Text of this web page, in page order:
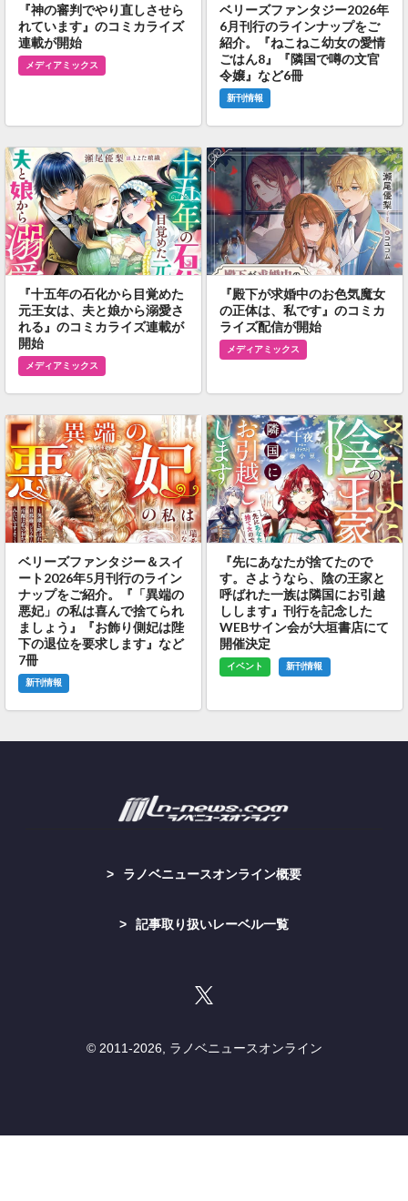
『神の審判でやり直しさせら
れています』のコミカライズ
連載が開始
メディアミックス
ベリーズファンタジー2026年
6月刊行のラインナップをご
紹介。『ねこねこ幼女の愛情
ごはん8』『隣国で噂の文官
令嬢』など6冊
新刊情報
『十五年の石化から目覚めた
元王女は、夫と娘から溺愛さ
れる』のコミカライズ連載が
開始
メディアミックス
『殿下が求婚中のお色気魔女
の正体は、私です』のコミカ
ライズ配信が開始
メディアミックス
ベリーズファンタジー＆スイ
ート2026年5月刊行のライン
ナップをご紹介。『「異端の
悪妃」の私は喜んで捨てられ
ましょう』『お飾り側妃は陛
下の退位を要求します』など
7冊
新刊情報
『先にあなたが捨てたので
す。さようなら、陰の王家と
呼ばれた一族は隣国にお引越
しします』刊行を記念した
WEBサイン会が大垣書店にて
開催決定
イベント 新刊情報
ラノベニュースオンライン概要
記事取り扱いレーベル一覧
© 2011-2026, ラノベニュースオンライン